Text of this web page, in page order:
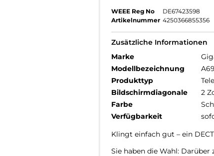
WEEE Reg No
DE67423598
Artikelnummer 4250366855356
Zusätzliche Informationen
Marke
Modellbezeichnung
Produkttyp
Bildschirmdiagonale
2
Farbe
Verfügbarkeit
Klingt einfach gut – ein
Sie haben die Wahl: